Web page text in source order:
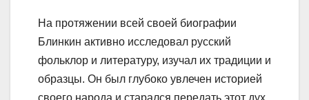
На протяжении всей своей биографии
Блинкин активно исследовал русский
фольклор и литературу, изучал их традиции и
образцы. Он был глубоко увлечен историей